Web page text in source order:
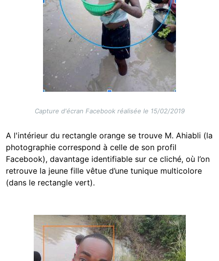
Capture d'écran Facebook réalisée le 15/02/2019
A l'intérieur du rectangle orange se trouve M. Ahiabli (la
photographie correspond à celle de son profil
Facebook), davantage identifiable sur ce cliché, où l’on
retrouve la jeune fille vêtue d’une tunique multicolore
(dans le rectangle vert).